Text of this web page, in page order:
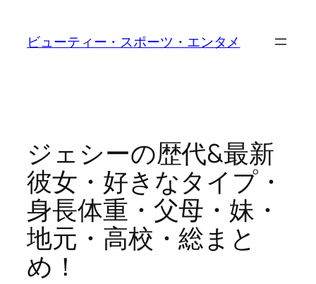
ビューティー・スポーツ・エンタメ
ジェシーの歴代&最新
彼女・好きなタイプ・
身長体重・父母・妹・
地元・高校・総まと
め！